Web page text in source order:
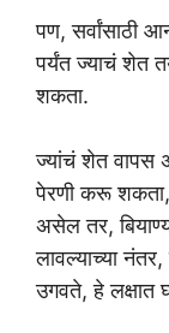
पण, सर्वांसाठी
पर्यंत ज्याचं शेत
शकता.
ज्यांचं शेत वापस
पेरणी करू शकता,
असेल तर,
लावल्याच्या
उगवते, हे लक्षात